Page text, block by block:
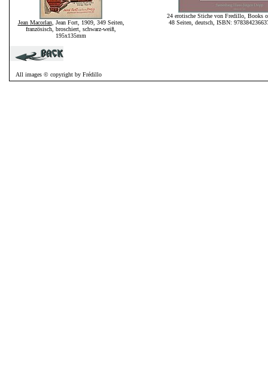
Jean Macorlan, Jean Fort, 1909, 349 Seiten,
französisch, broschiert, schwarz-weiß,
195x135mm
24 erotische Stiche von Fredillo, Books
48 Seiten, deutsch, ISBN:
All images © copyright by Frédillo